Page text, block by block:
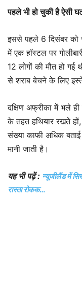
पहले भी हो चुकी है ऐसी
इससे पहले 6 दिसंबर को
में एक हॉस्टल पर
12 लोगों की मौत हो
से शराब बेचने के लिए
दक्षिण अफ्रीका में भले
के तहत हथियार रखते
संख्या काफी अधिक
मानी जाती है।
यह भी पढ़ें : न्यूजीलैंड में
रास्ता रोकक…